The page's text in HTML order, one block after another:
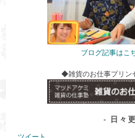
ブログ記事はこ
◆雑貨のお仕事プリン
日々